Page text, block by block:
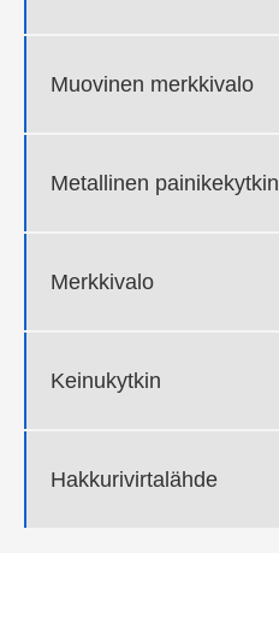
Muovinen merkkivalo
Metallinen painikekytkin
Merkkivalo
Keinukytkin
Hakkurivirtalähde